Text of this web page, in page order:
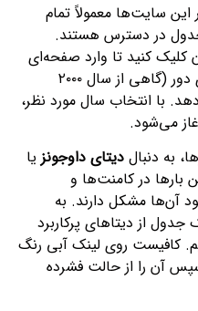
این سایت‌ها معمولاً تمام
در دسترس هستند.
کلیک کنید تا وارد صفحه‌ای
شوید که دیتای قیمتی از سال‌های دور (گاهی از سال ۲۰۰۰
با انتخاب سال مورد نظر،
به دنبال دیتای داوجونز یا
بارها در کامنت‌ها و
آن‌ها مشکل دارند. به
از دیتاهای پرکاربرد
کافیست روی لینک آبی رنگ
آن را از حالت فشرده